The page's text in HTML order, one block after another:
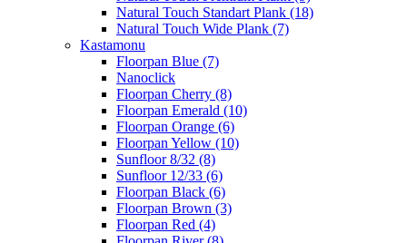
Natural Touch Standart Plank (18)
Natural Touch Wide Plank (7)
Kastamonu
Floorpan Blue (7)
Nanoclick
Floorpan Cherry (8)
Floorpan Emerald (10)
Floorpan Orange (6)
Floorpan Yellow (10)
Sunfloor 8/32 (8)
Sunfloor 12/33 (6)
Floorpan Black (6)
Floorpan Brown (3)
Floorpan Red (4)